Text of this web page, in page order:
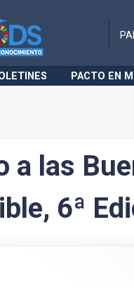
PACTO EN
a las
6ª